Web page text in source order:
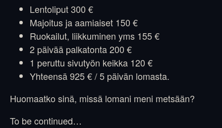
Lentoliput 300 €
Majoitus ja aamiaiset 150 €
Ruokailut, liikkuminen yms 155 €
2 päivää palkatonta 200 €
1 peruttu sivutyön keikka 120 €
Yhteensä 925 € / 5 päivän lomasta.
Huomaatko sinä, missä lomani meni metsään?
To be continued…